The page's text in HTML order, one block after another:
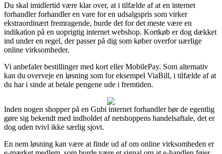
Du skal imidlertid være klar over, at i tilfælde af at en internet
forhandler forhandler en vare for en udsalgspris som virker
ekstraordinært fremragende, burde det for det meste være en
indikation på en uoprigtig internet webshop. Kortkøb er dog dækket
ind under en regel, der passer på dig som køber overfor uærlige
online virksomheder.
Vi anbefaler bestillinger med kort eller MobilePay. Som alternativ
kan du overveje en løsning som for eksempel ViaBill, i tilfælde af at
du har i sinde at betale pengene ude i fremtiden.
Inden nogen shopper på en Gubi internet forhandler bør de egentlig
gøre sig bekendt med indholdet af netshoppens handelsaftale, det er
dog uden tvivl ikke særlig sjovt.
En nem løsning kan være at finde ud af om online virksomheden er